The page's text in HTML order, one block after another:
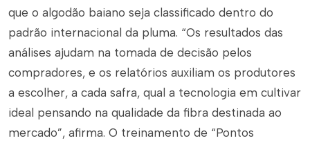
que o algodão baiano seja classificado dentro do
padrão internacional da pluma. “Os resultados das
análises ajudam na tomada de decisão pelos
compradores, e os relatórios auxiliam os produtores
a escolher, a cada safra, qual a tecnologia em cultivar
ideal pensando na qualidade da fibra destinada ao
mercado”, afirma. O treinamento de “Pontos